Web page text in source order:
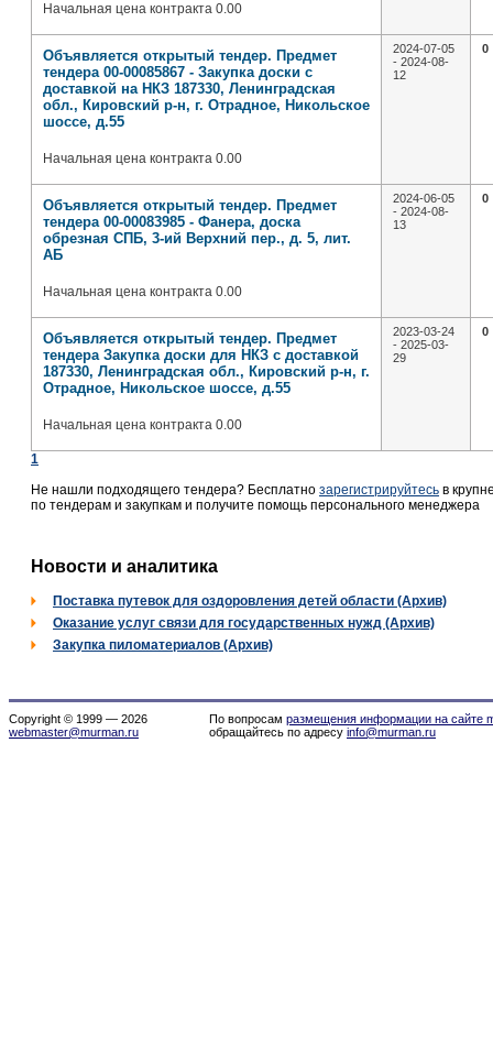
Начальная цена контракта 0.00
Объявляется открытый тендер. Предмет
тендера 00-00085867 - Закупка доски с
доставкой на НКЗ 187330, Ленинградская
обл., Кировский р-н, г. Отрадное, Никольское
шоссе, д.55
Начальная цена контракта 0.00
2024-07-05
- 2024-08-
12
0
Объявляется открытый тендер. Предмет
тендера 00-00083985 - Фанера, доска
обрезная СПБ, 3-ий Верхний пер., д. 5, лит.
АБ
Начальная цена контракта 0.00
2024-06-05
- 2024-08-
13
0
Объявляется открытый тендер. Предмет
тендера Закупка доски для НКЗ с доставкой
187330, Ленинградская обл., Кировский р-н, г.
Отрадное, Никольское шоссе, д.55
Начальная цена контракта 0.00
2023-03-24
- 2025-03-
29
0
1
Не нашли подходящего тендера? Бесплатно зарегистрируйтесь в
по тендерам и закупкам и получите помощь персонального менеджера
Новости и аналитика
Поставка путевок для оздоровления детей области (Архив)
Оказание услуг связи для государственных нужд (Архив)
Закупка пиломатериалов (Архив)
Copyright © 1999 — 2026
webmaster@murman.ru
По вопросам размещения информации на сайте
обращайтесь по адресу info@murman.ru